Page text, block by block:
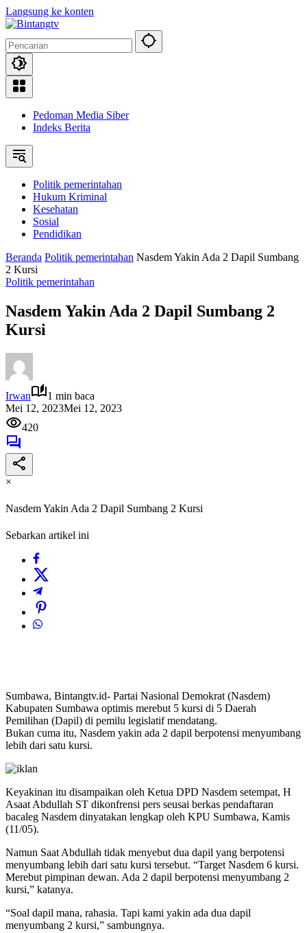
Langsung ke konten
Pedoman Media Siber
Indeks Berita
Politik pemerintahan
Hukum Kriminal
Kesehatan
Sosial
Pendidikan
Beranda Politik pemerintahan Nasdem Yakin Ada 2 Dapil Sumbang
2 Kursi
Politik pemerintahan
Nasdem Yakin Ada 2 Dapil Sumbang 2
Kursi
Irwan
1 min baca
Mei 12, 2023Mei 12, 2023
420
×
Nasdem Yakin Ada 2 Dapil Sumbang 2 Kursi
Sebarkan artikel ini
Sumbawa, Bintangtv.id- Partai Nasional Demokrat (Nasdem)
Kabupaten Sumbawa optimis merebut 5 kursi di 5 Daerah
Pemilihan (Dapil) di pemilu legislatif mendatang.
Bukan cuma itu, Nasdem yakin ada 2 dapil berpotensi menyumbang
lebih dari satu kursi.
Keyakinan itu disampaikan oleh Ketua DPD Nasdem setempat, H
Asaat Abdullah ST dikonfrensi pers seusai berkas pendaftaran
bacaleg Nasdem dinyatakan lengkap oleh KPU Sumbawa, Kamis
(11/05).
Namun Saat Abdullah tidak menyebut dua dapil yang berpotensi
menyumbang lebih dari satu kursi tersebut. “Target Nasdem 6 kursi.
Merebut pimpinan dewan. Ada 2 dapil berpotensi menyumbang 2
kursi,” katanya.
“Soal dapil mana, rahasia. Tapi kami yakin ada dua dapil
menyumbang 2 kursi,” sambungnya.